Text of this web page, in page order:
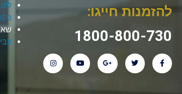
להזמנות חייגו:
1800-800-730